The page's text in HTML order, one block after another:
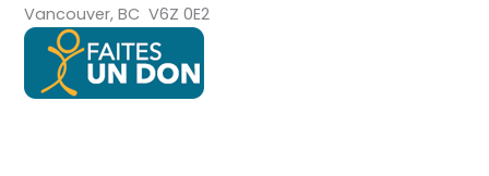
Vancouver, BC V6Z 0E2